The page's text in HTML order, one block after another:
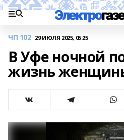
ЧП 102 29 ИЮЛЯ 2025, 05:25
В Уфе ночной
жизнь